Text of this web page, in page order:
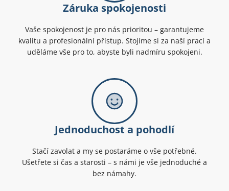
Záruka spokojenosti
Vaše spokojenost je pro nás prioritou – garantujeme
kvalitu a profesionální přístup. Stojíme si za naší prací a
uděláme vše pro to, abyste byli nadmíru spokojeni.
Jednoduchost a pohodlí
Stačí zavolat a my se postaráme o vše potřebné.
Ušetřete si čas a starosti – s námi je vše jednoduché a
bez námahy.